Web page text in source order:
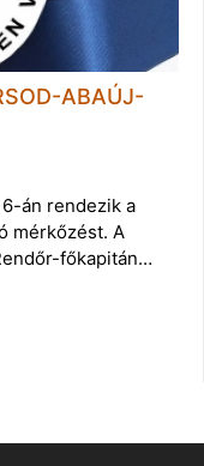
ABAÚJ-
án rendezik a
mérkőzést. A
főkapitán…